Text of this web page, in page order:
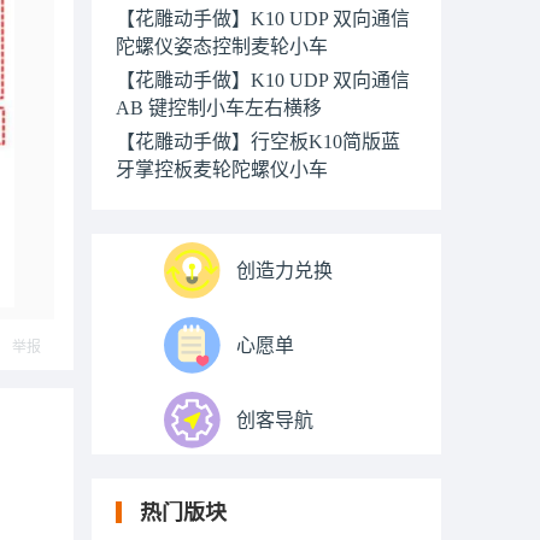
举报
【花雕动手做】K10 UDP 双向通信
陀螺仪姿态控制麦轮小车
【花雕动手做】K10 UDP 双向通信
AB 键控制小车左右横移
【花雕动手做】行空板K10简版蓝
牙掌控板麦轮陀螺仪小车
创造力兑换
心愿单
创客导航
热门版块